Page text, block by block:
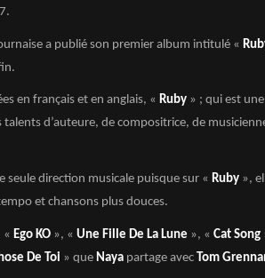
a publié son premier album intitulé «
en français et en anglais, « Ruby » ; qui est
d’auteure, de compositrice, de
seule direction musicale puisque sur « Ruby »,
et chansons plus douces.
« Ego KO », « Une Fille De La Lune », « Cat Song
De Toi » que Naya partage avec Tom